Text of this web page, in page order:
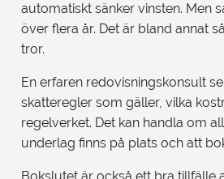
automatiskt sänker vinsten. Men
över flera år. Det är bland annat
tror.
En erfaren redovisningskonsult
skatteregler som gäller, vilka
regelverket. Det kan handla om
underlag finns på plats och att
Bokslutet är också ett bra tillfälle